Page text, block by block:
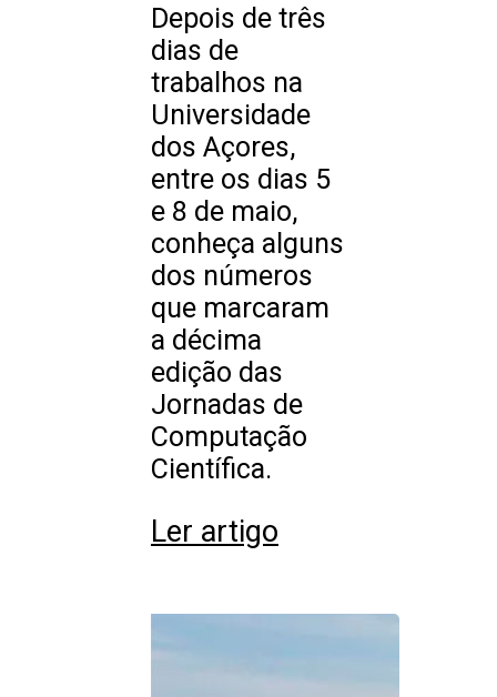
Depois de três
dias de
trabalhos na
Universidade
dos Açores,
entre os dias 5
e 8 de maio,
conheça alguns
dos números
que marcaram
a décima
edição das
Jornadas de
Computação
Científica.
Ler artigo